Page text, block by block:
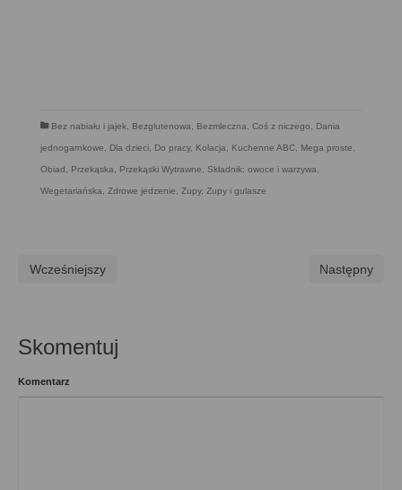
Bez nabiału i jajek, Bezglutenowa, Bezmleczna, Coś z niczego, Dania
jednogarnkowe, Dla dzieci, Do pracy, Kolacja, Kuchenne ABC, Mega proste,
Obiad, Przekąska, Przekąski Wytrawne, Składnik: owoce i warzywa,
Wegetariańska, Zdrowe jedzenie, Zupy, Zupy i gulasze
Wcześniejszy Następny
Skomentuj
Komentarz